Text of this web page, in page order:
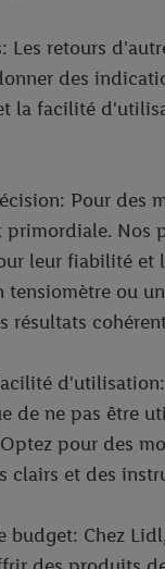
Les retours
des
la facilité
Pour des
primordiale. Nos
leur fiabilité et
tensiomètre ou
résultats
de ne pas être
pour des
clairs et des
budget: Chez